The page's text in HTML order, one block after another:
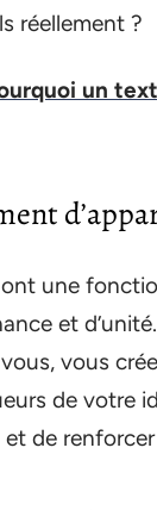
réellement ?
un
une
et
vous, vous
de votre
de